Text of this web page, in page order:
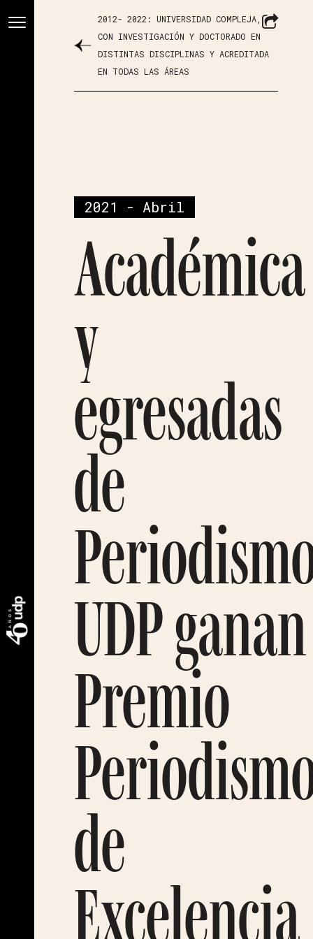
2012- 2022: UNIVERSIDAD COMPLEJA,
CON INVESTIGACIÓN Y DOCTORADO EN
DISTINTAS DISCIPLINAS Y ACREDITADA
EN TODAS LAS ÁREAS
2021 - Abril
Académica
y
egresadas
de
UDP ganan
Premio
de
Excelencia